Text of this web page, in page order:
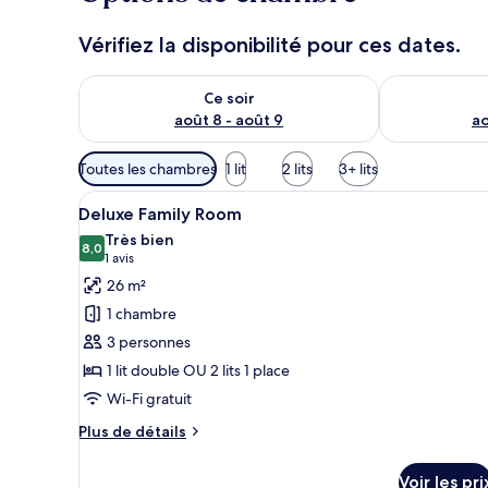
Vérifiez la disponibilité pour ces dates.
Ce soir
août 8 - août 9
Vérifier la disponibilité pour ce soir août 8 - août 9
Vérifier la
Filtres
disponibles
pour
les
chambres
Toutes les chambres 1 lit 2 lits 3+ lits
Afficher
toutes
les
photos
pour
ce
type
de
chambre :
Deluxe
Une chambre d’hôtel avec
14
Deluxe Family Room
8,08,0 sur 10
Très bien
1 avis
(1 avis)
26 m²
1 chambre
3 personnes
1 lit double OU 2 lits 1 place
Wi-Fi gratuit
Plus de détails
Plus
Voir les